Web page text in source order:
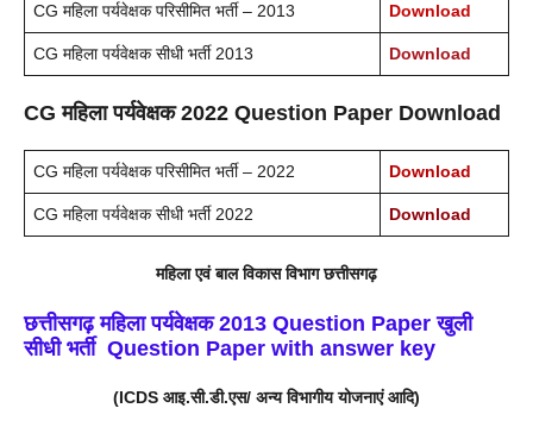
CG महिला पर्यवेक्षक परिसीमित भर्ती – 2013 Download
CG महिला पर्यवेक्षक सीधी भर्ती 2013 Download
CG महिला पर्यवेक्षक 2022 Question Paper Download
CG महिला पर्यवेक्षक परिसीमित भर्ती – 2022 Download
CG महिला पर्यवेक्षक सीधी भर्ती 2022 Download
महिला एवं बाल विकास विभाग छत्तीसगढ़
छत्तीसगढ़ महिला पर्यवेक्षक 2013 Question Paper खुली
सीधी भर्ती Question Paper with answer key
(ICDS आइ.सी.डी.एस/ अन्य विभागीय योजनाएं आदि)